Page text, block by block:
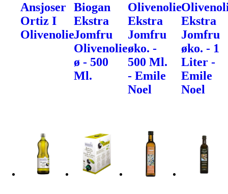
Ansjoser
Ortiz I
Olivenolie
Biogan
Ekstra
Jomfru
Olivenolie
ø - 500
Ml.
Olivenolie
Ekstra
Jomfru
øko. -
500 Ml.
- Emile
Noel
Ekstra
Jomfru
øko. - 1
Liter -
Emile
Noel